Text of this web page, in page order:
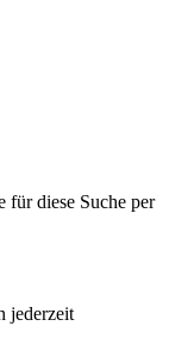
für diese Suche per
jederzeit